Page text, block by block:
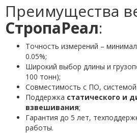
Преимущества
СтропаРеал:
Точность измерений –
0.05%;
Широкий выбор длины и
100 тонн);
Совместимость с ПО, системой
Поддержка статического и
взвешивания;
Гарантия до 5 лет,
работы.